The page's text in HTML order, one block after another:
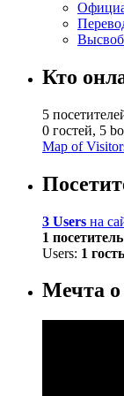
Кто
5
0 гостей, 5
Map of
3 Users на
1 посетитель
Users: 1 гость
Мечта о